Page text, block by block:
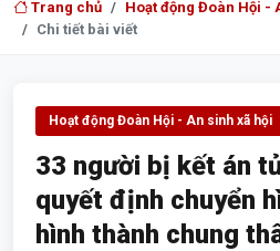
Trang chủ
Hoạt động Đoàn Hội -
Chi tiết bài viết
Hoạt động Đoàn Hội - An sinh xã hội
33 người bị kết án
quyết định chuyển
hình thành chung